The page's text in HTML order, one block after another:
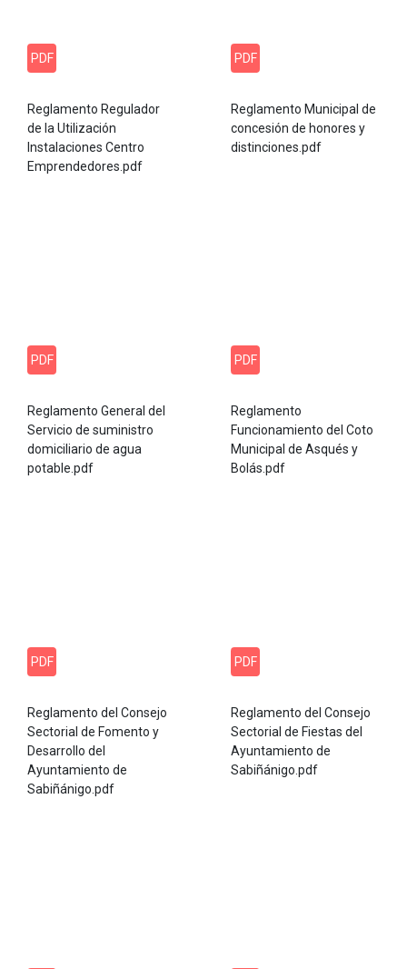
PDF
Reglamento Regulador
de la Utilización
Instalaciones Centro
Emprendedores.pdf
PDF
Reglamento Municipal de
concesión de honores y
distinciones.pdf
PDF
Reglamento General del
Servicio de suministro
domiciliario de agua
potable.pdf
PDF
Reglamento
Funcionamiento del Coto
Municipal de Asqués y
Bolás.pdf
PDF
Reglamento del Consejo
Sectorial de Fomento y
Desarrollo del
Ayuntamiento de
Sabiñánigo.pdf
PDF
Reglamento del Consejo
Sectorial de Fiestas del
Ayuntamiento de
Sabiñánigo.pdf